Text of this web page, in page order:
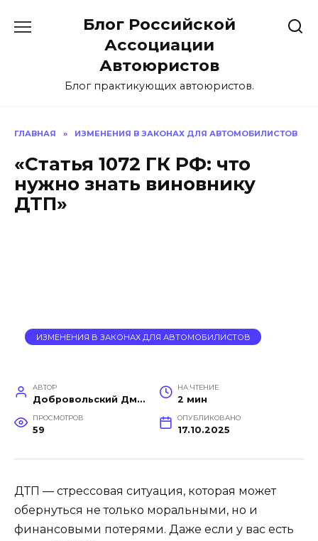
Блог Российской
Ассоциации
Автоюристов
Блог практикующих автоюристов.
ГЛАВНАЯ » ИЗМЕНЕНИЯ В ЗАКОНАХ ДЛЯ АВТОМОБИЛИСТОВ
«Статья 1072 ГК РФ: что
нужно знать виновнику
ДТП»
ИЗМЕНЕНИЯ В ЗАКОНАХ ДЛЯ АВТОМОБИЛИСТОВ
АВТОР
Добровольский Дмитрий
НА ЧТЕНИЕ
2 мин
ПРОСМОТРОВ
59
ОПУБЛИКОВАНО
17.10.2025
ДТП — стрессовая ситуация, которая может
обернуться не только моральными, но и
финансовыми потерями. Даже если у вас есть